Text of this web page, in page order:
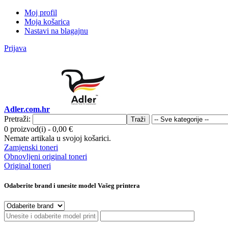
Moj profil
Moja košarica
Nastavi na blagajnu
Prijava
Adler.com.hr
Pretraži:
Traži
0 proizvod(i) - 0,00 €
Nemate artikala u svojoj košarici.
Zamjenski toneri
Obnovljeni original toneri
Original toneri
Odaberite brand i unesite model Vašeg printera